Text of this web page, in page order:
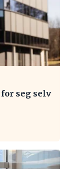
for seg selv